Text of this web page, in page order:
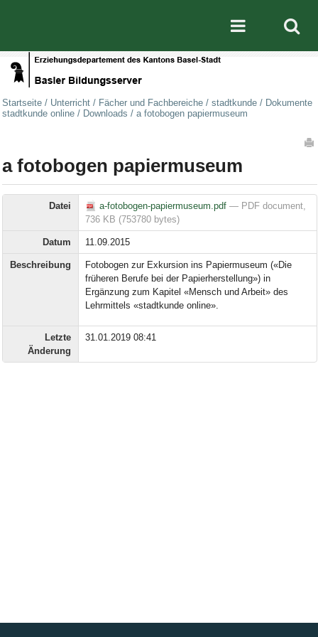
Mobile
Startseite / Unterricht / Fächer und Fachbereiche / stadtkunde / Dokumente
stadtkunde online / Downloads / a fotobogen papiermuseum
a fotobogen papiermuseum
Datei a-fotobogen-papiermuseum.pdf— PDF document,
736 KB (753780 bytes)
Datum 11.09.2015
Beschreibung
Fotobogen zur Exkursion ins Papiermuseum («Die
früheren Berufe bei der Papierherstellung») in
Ergänzung zum Kapitel «Mensch und Arbeit» des
Lehrmittels «stadtkunde online».
Letzte
Änderung
31.01.2019 08:41